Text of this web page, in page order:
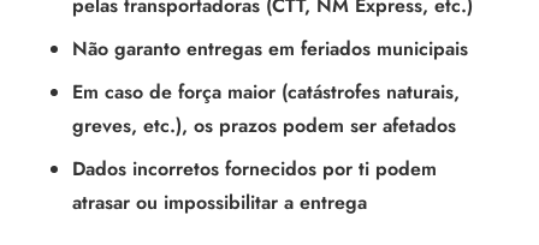
pelas transportadoras (CTT, NM Express, etc.)
Não garanto entregas em feriados municipais
Em caso de força maior (catástrofes naturais,
greves, etc.), os prazos podem ser afetados
Dados incorretos fornecidos por ti podem
atrasar ou impossibilitar a entrega